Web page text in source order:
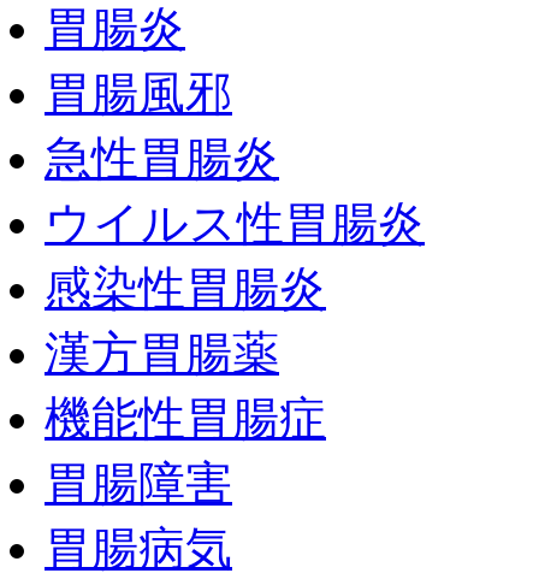
胃腸炎
胃腸風邪
急性胃腸炎
ウイルス性胃腸炎
感染性胃腸炎
漢方胃腸薬
機能性胃腸症
胃腸障害
胃腸病気